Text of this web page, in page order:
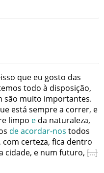
isso que eu gosto das
todo à disposição,
são muito importantes.
está semprea correr, e
limpo e da naturaleza,
deacordar-nos todos
, com certeza, fica dentro
cidade, e num futuro,